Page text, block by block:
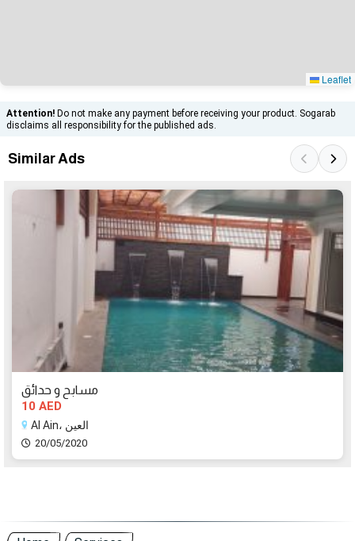
Leaflet
Attention! Do not make any payment before receiving your product. Sogarab
disclaims all responsibility for the published ads.
Similar Ads
مسابح و حدائق
10 AED
Al Ain، العين
20/05/2020